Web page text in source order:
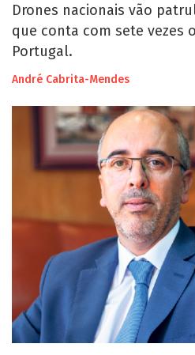
Drones nacionais vão
que conta com sete vezes
Portugal.
André Cabrita-Mendes